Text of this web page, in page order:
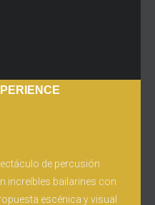
de percusión
increíbles bailarines con
escénica y visual